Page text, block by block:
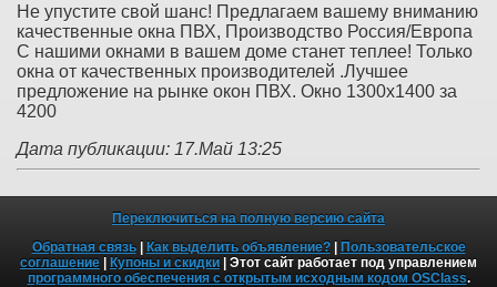
Не упустите свой шанс! Предлагаем вашему вниманию
качественные окна ПВХ, Производство Россия/Европа
С нашими окнами в вашем доме станет теплее! Только
окна от качественных производителей .Лучшее
предложение на рынке окон ПВХ. Окно 1300х1400 за
4200
Дата публикации: 17.Май 13:25
Переключиться на полную версию сайта
Обратная связь| Как выделить объявление?| Пользовательское
соглашение | Купоны и скидки | Этот сайт работает под управлением
программного обеспечения с открытым исходным кодом OSClass.